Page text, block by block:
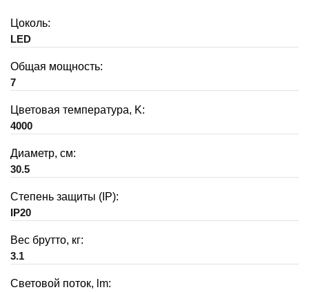
Цоколь:
LED
Общая мощность:
7
Цветовая температура, K:
4000
Диаметр, см:
30.5
Степень защиты (IP):
IP20
Вес брутто, кг:
3.1
Световой поток, lm: